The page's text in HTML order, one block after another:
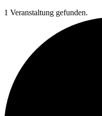
1 Veranstaltung gefunden.